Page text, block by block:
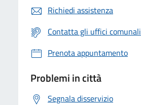
Richiedi assistenza
Contatta gli uffici comunali
Prenota appuntamento
Problemi in città
Segnala disservizio